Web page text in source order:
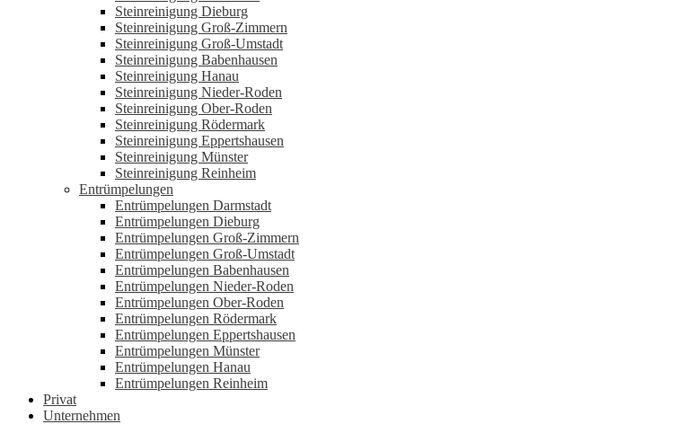
Steinreinigung Dieburg
Steinreinigung Groß-Zimmern
Steinreinigung Groß-Umstadt
Steinreinigung Babenhausen
Steinreinigung Hanau
Steinreinigung Nieder-Roden
Steinreinigung Ober-Roden
Steinreinigung Rödermark
Steinreinigung Eppertshausen
Steinreinigung Münster
Steinreinigung Reinheim
Entrümpelungen
Entrümpelungen Darmstadt
Entrümpelungen Dieburg
Entrümpelungen Groß-Zimmern
Entrümpelungen Groß-Umstadt
Entrümpelungen Babenhausen
Entrümpelungen Nieder-Roden
Entrümpelungen Ober-Roden
Entrümpelungen Rödermark
Entrümpelungen Eppertshausen
Entrümpelungen Münster
Entrümpelungen Hanau
Entrümpelungen Reinheim
Privat
Unternehmen